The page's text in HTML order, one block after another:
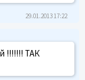
29.01.2013 17:22
!!!!!!! ТАК